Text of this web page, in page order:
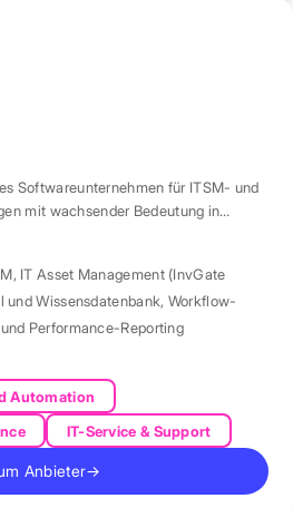
Softwareunternehmen für ITSM- und
mit wachsender Bedeutung in
, IT Asset Management (InvGate
Wissensdatenbank, Workflow-
Performance-Reporting
Automation
IT-Service & Support
Anbieter→